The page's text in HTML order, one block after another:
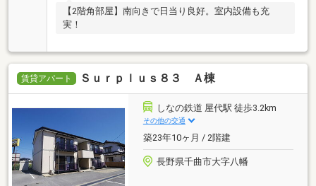
【2階角部屋】南向きで日当り良好。室内設備も充
実！
賃貸アパート Ｓｕｒｐｌｕｓ８３ Ａ棟
しなの鉄道 屋代駅 徒歩3.2km
その他の交通
築23年10ヶ月 / 2階建
長野県千曲市大字八幡